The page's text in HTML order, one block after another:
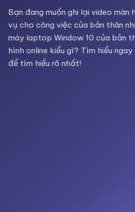
Bạn đang muốn ghi lại video màn
vụ cho công việc của bản thân
máy laptop Window 10 của bản
hình online kiểu gì? Tìm hiểu
để tìm hiểu rõ nhất!